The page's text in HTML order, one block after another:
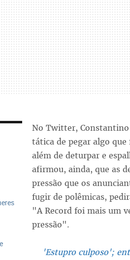
No Twitter,
tática de pegar algo
além de deturpar e
afirmou, ainda, que as
pressão que os
fugir de polêmicas,
"A Record foi mais um
pressão".
'Estupro culposo';